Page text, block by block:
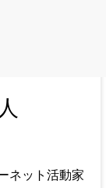
ネット活動家